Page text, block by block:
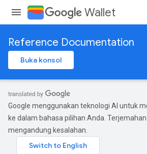
Wallet
Reference Documentation
Buka konsol
Google menggunakan teknologi AI untuk
ke dalam bahasa pilihan Anda.
mengandung kesalahan.